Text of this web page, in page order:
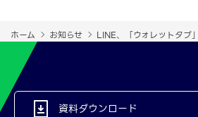
ホーム お知らせ LINE、「ウォレットタブ
資料ダウンロード